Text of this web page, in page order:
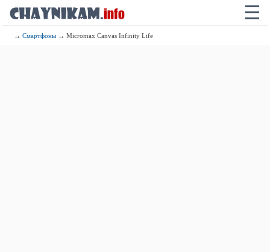
☰
→Смартфоны → Micromax Canvas Infinity Life